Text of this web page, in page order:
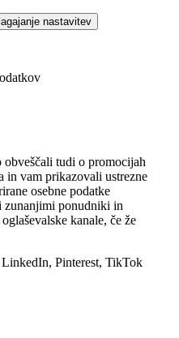
nastavitev
tudi o promocijah
in vam prikazovali ustrezne
osebne podatke
zunanjimi ponudniki in
kanale, če že
Pinterest, TikTok